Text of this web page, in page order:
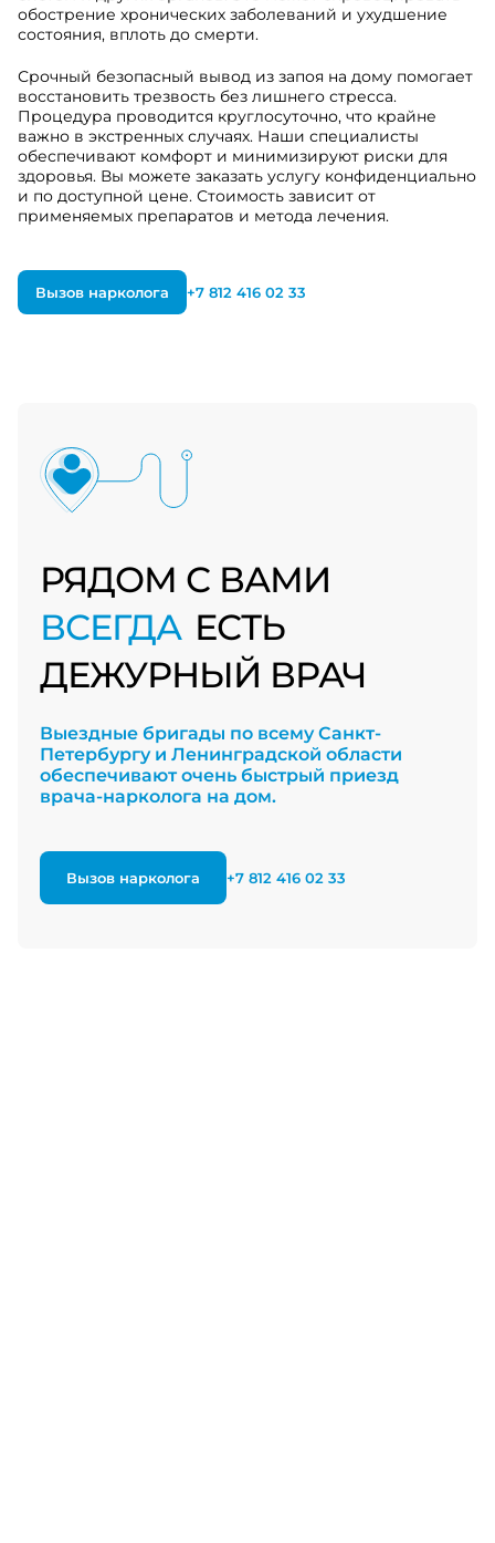
обострение хронических заболеваний и ухудшение
состояния, вплоть до смерти.
Срочный безопасный вывод из запоя на дому помогает
восстановить трезвость без лишнего стресса.
Процедура проводится круглосуточно, что крайне
важно в экстренных случаях. Наши специалисты
обеспечивают комфорт и минимизируют риски для
здоровья. Вы можете заказать услугу конфиденциально
и по доступной цене. Стоимость зависит от
применяемых препаратов и метода лечения.
Вызов нарколога +7 812 416 02 33
РЯДОМ С ВАМИ
ВСЕГДА ЕСТЬ
ДЕЖУРНЫЙ ВРАЧ
Выездные бригады по всему Санкт-
Петербургу и Ленинградской области
обеспечивают очень быстрый приезд
врача-нарколога на дом.
Вызов нарколога +7 812 416 02 33